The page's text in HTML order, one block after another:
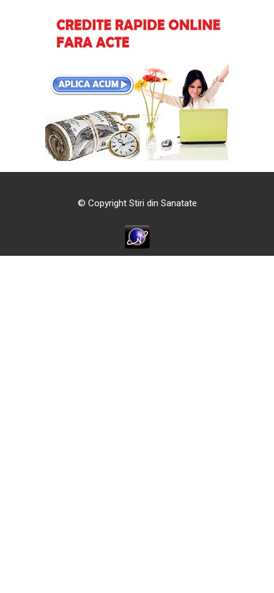
© Copyright Stiri din Sanatate